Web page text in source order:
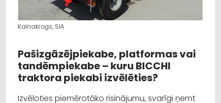
Kalnakrogs, SIA
Pašizgāzējpiekabe, platformas vai
tandēmpiekabe – kuru BICCHI
traktora piekabi izvēlēties?
Izvēloties piemērotāko risinājumu, svarīgi ņemt